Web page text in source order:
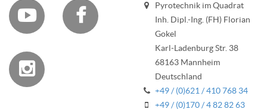
 

Pyrotechnik im Quadrat
Inh. Dipl.-Ing. (FH) Florian
Gokel
Karl-Ladenburg Str. 38
68163 Mannheim
Deutschland
+49 / (0)621 / 410 768 34
+49 / (0)170 / 4 82 82 63